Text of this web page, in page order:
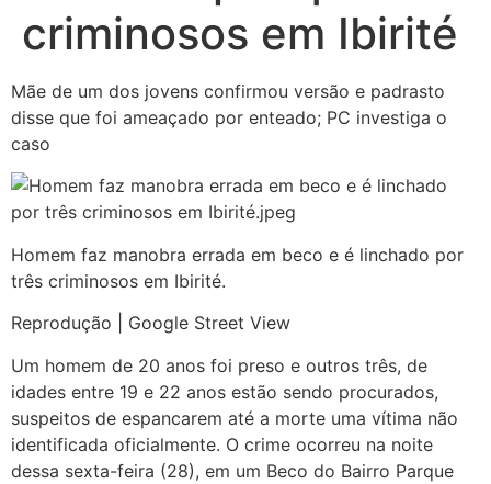
criminosos em Ibirité
Mãe de um dos jovens confirmou versão e padrasto
disse que foi ameaçado por enteado; PC investiga o
caso
Homem faz manobra errada em beco e é linchado por
três criminosos em Ibirité.
Reprodução | Google Street View
Um homem de 20 anos foi preso e outros três, de
idades entre 19 e 22 anos estão sendo procurados,
suspeitos de espancarem até a morte uma vítima não
identificada oficialmente. O crime ocorreu na noite
dessa sexta-feira (28), em um Beco do Bairro Parque